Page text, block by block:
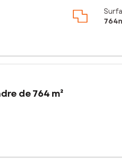
de 764 m²
(09100), ce terrain de 764 m²
situation géographique